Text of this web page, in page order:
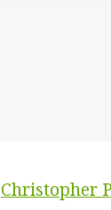
Christopher